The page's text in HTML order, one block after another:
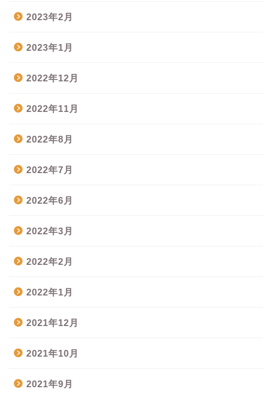
2023年2月
2023年1月
2022年12月
2022年11月
2022年8月
2022年7月
2022年6月
2022年3月
2022年2月
2022年1月
2021年12月
2021年10月
2021年9月